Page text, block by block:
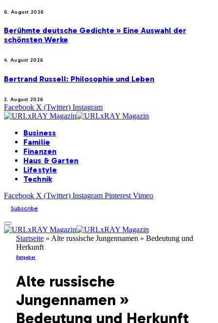
6. August 2026
Berühmte deutsche Gedichte » Eine Auswahl der
schönsten Werke
4. August 2026
Bertrand Russell: Philosophie und Leben
2. August 2026
Facebook X (Twitter) Instagram
Business
Familie
Finanzen
Haus & Garten
Lifestyle
Technik
Facebook X (Twitter) Instagram Pinterest Vimeo
Subscribe
Startseite » Alte russische Jungennamen » Bedeutung und
Herkunft
Ratgeber
Alte russische
Jungennamen »
Bedeutung und Herkunft